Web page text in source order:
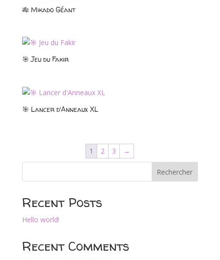
🎋 Mikado Géant
🎯 Jeu du Fakir
🎯 Lancer d’Anneaux XL
1 2 3 →
Rechercher
Recent Posts
Hello world!
Recent Comments